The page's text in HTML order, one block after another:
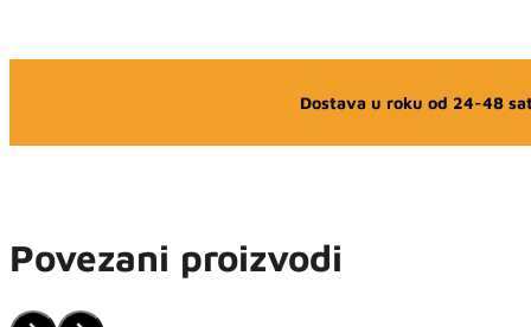
Dostava u roku od 24-48
Povezani proizvodi